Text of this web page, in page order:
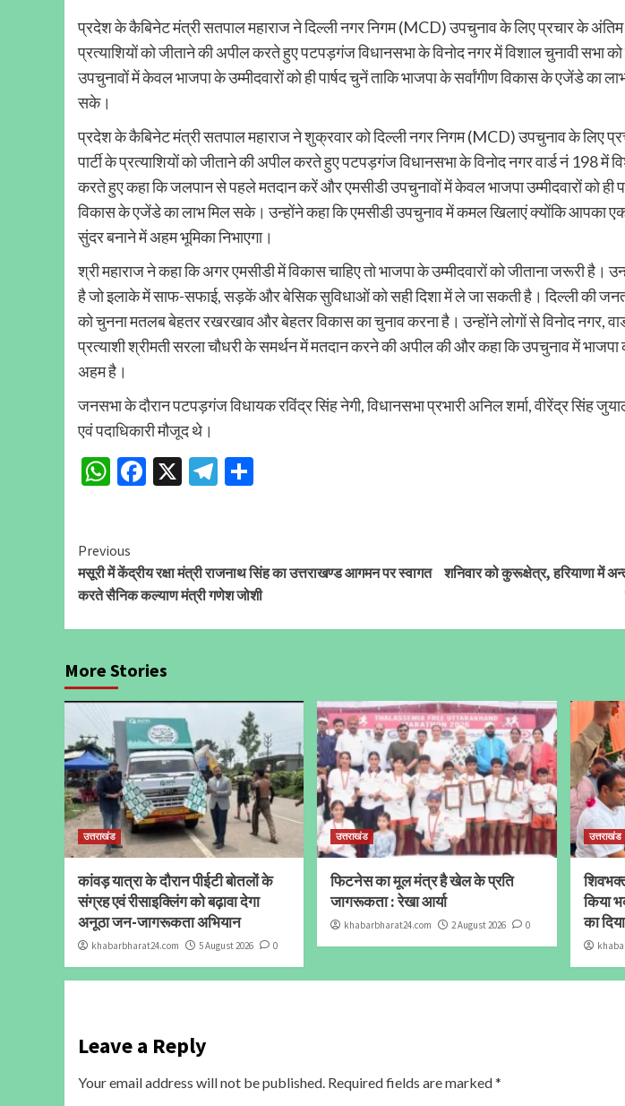
प्रदेश के कैबिनेट मंत्री सतपाल महाराज ने दिल्ली नगर निगम (MCD) उपचुनाव के लिए प्रचार के अंतिम
प्रत्याशियों को जीताने की अपील करते हुए पटपड़गंज विधानसभा के विनोद नगर में विशाल चुनावी सभा
उपचुनावों में केवल भाजपा के उम्मीदवारों को ही पार्षद चुनें ताकि भाजपा के सर्वांगीण विकास के एजेंडे का
सके।
प्रदेश के कैबिनेट मंत्री सतपाल महाराज ने शुक्रवार को दिल्ली नगर निगम (MCD) उपचुनाव के लिए
पार्टी के प्रत्याशियों को जीताने की अपील करते हुए पटपड़गंज विधानसभा के विनोद नगर वार्ड नं 198 में
करते हुए कहा कि जलपान से पहले मतदान करें और एमसीडी उपचुनावों में केवल भाजपा उम्मीदवारों को ही
विकास के एजेंडे का लाभ मिल सके। उन्होंने कहा कि एमसीडी उपचुनाव में कमल खिलाएं क्योंकि आपका
सुंदर बनाने में अहम भूमिका निभाएगा।
श्री महाराज ने कहा कि अगर एमसीडी में विकास चाहिए तो भाजपा के उम्मीदवारों को जीताना जरूरी है।
है जो इलाके में साफ-सफाई, सड़कें और बेसिक सुविधाओं को सही दिशा में ले जा सकती है। दिल्ली की
को चुनना मतलब बेहतर रखरखाव और बेहतर विकास का चुनाव करना है। उन्होंने लोगों से विनोद नगर,
प्रत्याशी श्रीमती सरला चौधरी के समर्थन में मतदान करने की अपील की और कहा कि उपचुनाव में भाजपा
अहम है।
जनसभा के दौरान पटपड़गंज विधायक रविंद्र सिंह नेगी, विधानसभा प्रभारी अनिल शर्मा, वीरेंद्र सिंह
एवं पदाधिकारी मौजूद थे।
WhatsApp
Facebook
X Telegram
Continue
Reading
Previous
मसूरी में केंद्रीय रक्षा मंत्री राजनाथ सिंह का उत्तराखण्ड आगमन पर स्वागत
करते सैनिक कल्याण मंत्री गणेश जोशी
शनिवार को कुरूक्षेत्र, हरियाणा में
More Stories
उत्तराखंड
कांवड़ यात्रा के दौरान पीईटी बोतलों के
संग्रह एवं रीसाइक्लिंग को बढ़ावा देगा
अनूठा जन-जागरूकता अभियान
khabarbharat24.com 5 August 2026 0
उत्तराखंड
फिटनेस का मूल मंत्र है खेल के प्रति
जागरूकता : रेखा आर्या
khabarbharat24.com 2 August 2026 0
उत्तराखंड
किया
का
Leave a Reply
Your email address will not be published. Required fields are marked*